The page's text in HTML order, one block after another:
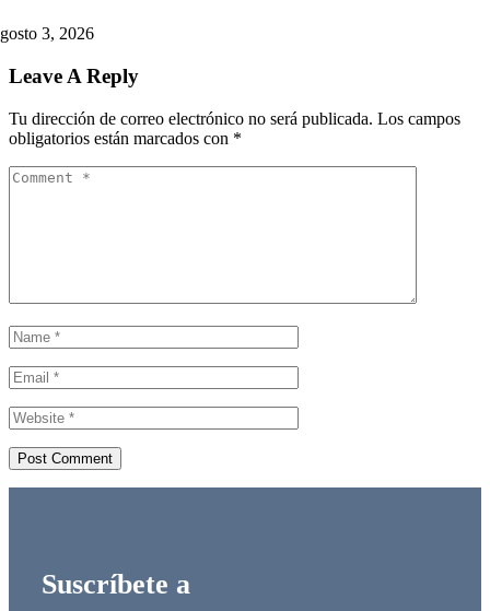
3, 2026
Leave A Reply
Tu dirección de correo electrónico no será publicada. Los campos
obligatorios están marcados con *
Suscríbete a